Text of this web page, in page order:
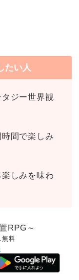
たい人
ジー世界観
間で楽しみ
しみを味わ
RPG～
無料